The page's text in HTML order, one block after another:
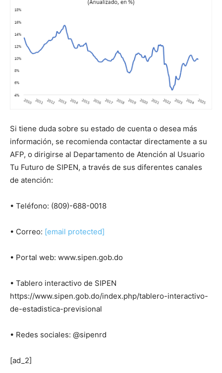
Si tiene duda sobre su estado de cuenta o desea más
información, se recomienda contactar directamente a su
AFP, o dirigirse al Departamento de Atención al Usuario
Tu Futuro de SIPEN, a través de sus diferentes canales
de atención:
• Teléfono: (809)-688-0018
• Correo: [email protected]
• Portal web: www.sipen.gob.do
• Tablero interactivo de SIPEN
https://www.sipen.gob.do/index.php/tablero-interactivo-
de-estadistica-previsional
• Redes sociales: @sipenrd
[ad_2]